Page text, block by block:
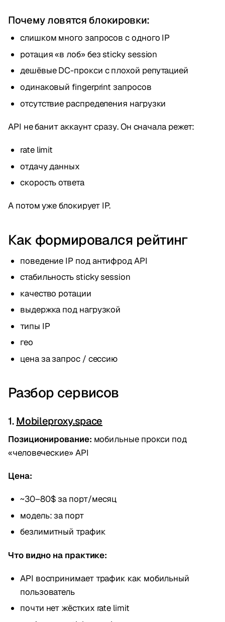
Почему ловятся блокировки:
слишком много запросов с одного IP
ротация «в лоб» без sticky session
дешёвые DC-прокси с плохой репутацией
одинаковый fingerprint запросов
отсутствие распределения нагрузки
API не банит аккаунт сразу. Он сначала режет:
rate limit
отдачу данных
скорость ответа
А потом уже блокирует IP.
Как формировался рейтинг
поведение IP под антифрод API
стабильность sticky session
качество ротации
выдержка под нагрузкой
типы IP
гео
цена за запрос / сессию
Разбор сервисов
1.Mobileproxy.space
Позиционирование: мобильные прокси под
«человеческие» API
Цена:
~30–80$ за порт/месяц
модель: за порт
безлимитный трафик
Что видно на практике:
API воспринимает трафик как мобильный
пользователь
почти нет жёстких rate limit